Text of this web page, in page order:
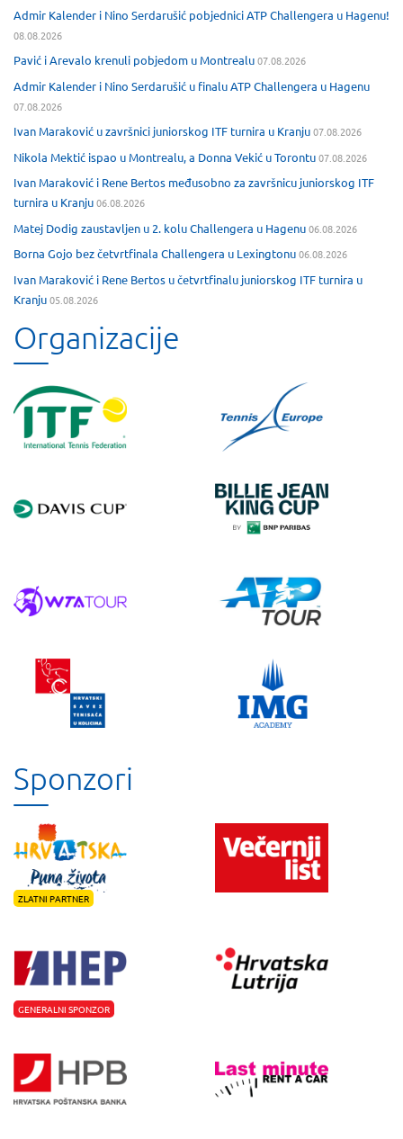
Admir Kalender i Nino Serdarušić pobjednici ATP Challengera u Hagenu!
08.08.2026
Pavić i Arevalo krenuli pobjedom u Montrealu07.08.2026
Admir Kalender i Nino Serdarušić u finalu ATP Challengera u Hagenu
07.08.2026
Ivan Maraković u završnici juniorskog ITF turnira u Kranju07.08.2026
Nikola Mektić ispao u Montrealu, a Donna Vekić u Torontu07.08.2026
Ivan Maraković i Rene Bertos međusobno za završnicu juniorskog ITF
turnira u Kranju06.08.2026
Matej Dodig zaustavljen u 2. kolu Challengera u Hagenu06.08.2026
Borna Gojo bez četvrtfinala Challengera u Lexingtonu06.08.2026
Ivan Maraković i Rene Bertos u četvrtfinalu juniorskog ITF turnira u
Kranju05.08.2026
Organizacije
Sponzori
ZLATNI PARTNER
GENERALNI SPONZOR